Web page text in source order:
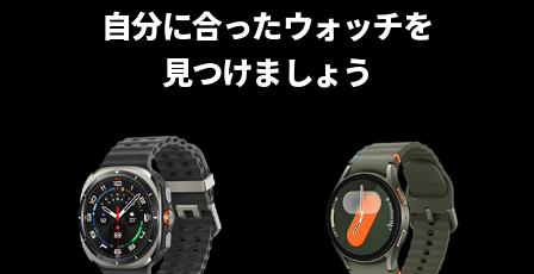
自分に合ったウォッチを
見つけましょう